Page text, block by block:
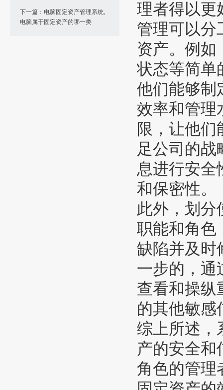
下一篇：电脑固定资产管理系统,
电脑属于固定资产的哪一类
理者得以更
管理可以分
资产。例如
状态等简单
他们能够制
效率和管理
限，让他
足公司的战
息进行安全
和保密性。
此外，划分
职能和角色
缺陷并及时
一步的，通
查看和操纵
的其他敏感
综上所述，
产的安全和
角色的管理